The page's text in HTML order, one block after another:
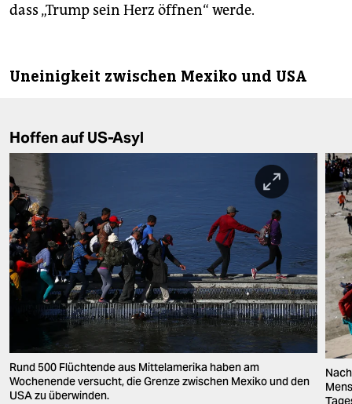
dass „Trump sein Herz öffnen“ werde.
Uneinigkeit zwischen Mexiko und USA
Hoffen auf US-Asyl
Rund 500 Flüchtende aus Mittelamerika haben am
Wochenende versucht, die Grenze zwischen Mexiko und den
USA zu überwinden.